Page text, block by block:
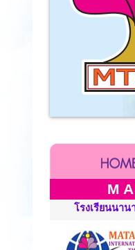
M
เปิดสอนระดับ เนอร์สเซอ